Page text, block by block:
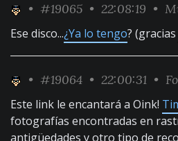
• #19065 • 22:08:19 •
Ese disco...¿Ya lo tengo? (gracias
• #19064 • 22:00:31 •
Este link le encantará a Oink!
fotografías encontradas en
antigüedades y otro tipo de